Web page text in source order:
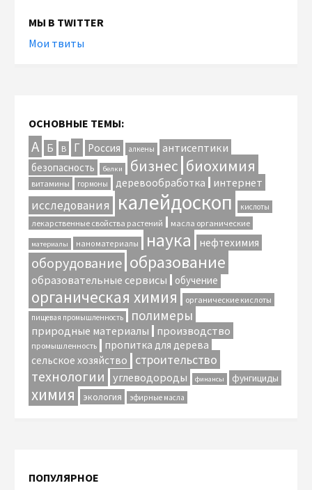
МЫ В TWITTER
Мои твиты
ОСНОВНЫЕ ТЕМЫ:
А Б В Г Россия алкены антисептики
безопасность белки бизнес биохимия
витамины гормоны деревообработка интернет
исследования калейдоскоп кислоты
лекарственные свойства растений масла органические
материалы наноматериалы наука нефтехимия
оборудование образование
образовательные сервисы обучение
органическая химия органические кислоты
пищевая промышленность полимеры
природные материалы производство
промышленность
пропитка для дерева
сельское хозяйство
строительство
технологии углеводороды финансы фунгициды
химия экология эфирные масла
ПОПУЛЯРНОЕ